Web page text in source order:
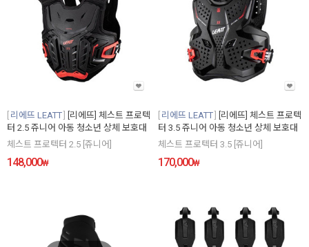
리에뜨 LEATT
[리에뜨] 체스트 프로텍
터 2.5 쥬니어 아동 청소년 상체 보호대
체스트 프로텍터 2.5 [쥬니어]
148,000₩
리에뜨 LEATT
[리에뜨] 체스트 프로텍
터 3.5 쥬니어 아동 청소년 상체 보호대
체스트 프로텍터 3.5 [쥬니어]
170,000₩